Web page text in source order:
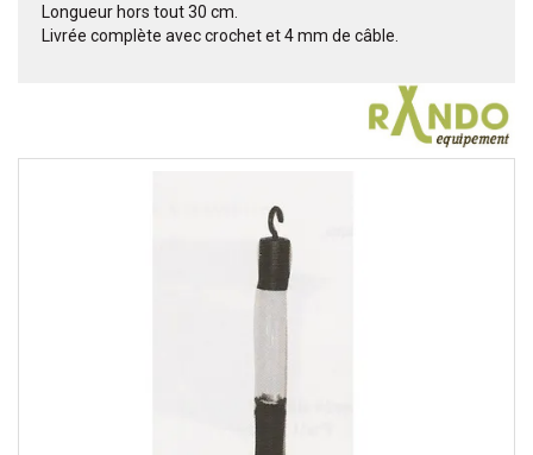
Longueur hors tout 30 cm.
Livrée complète avec crochet et 4 mm de câble.